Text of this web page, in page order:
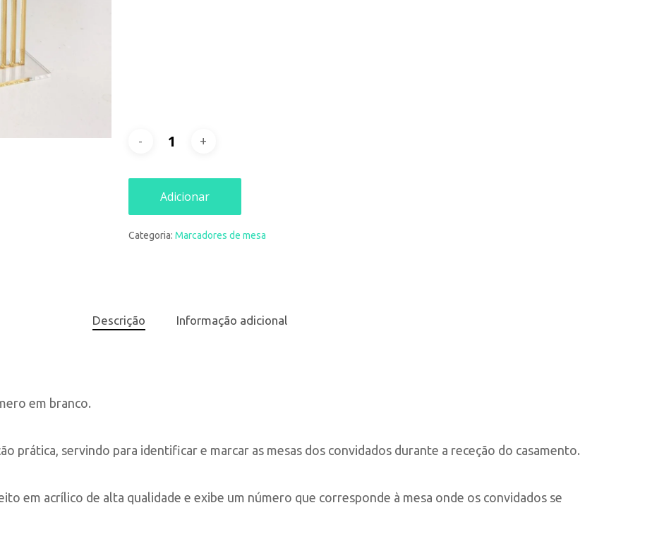
Adicionar
Categoria: Marcadores de mesa
Descrição Informação adicional
em branco.
prática, servindo para identificar e marcar as mesas dos convidados durante a receção do casamento.
em acrílico de alta qualidade e exibe um número que corresponde à mesa onde os convidados se